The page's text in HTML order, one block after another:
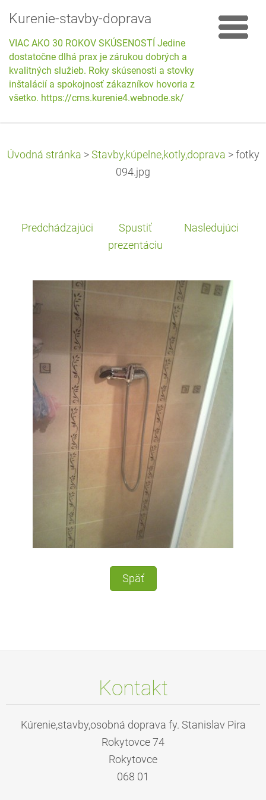
Kurenie-stavby-doprava
VIAC AKO 30 ROKOV SKÚSENOSTÍ Jedine
dostatočne dlhá prax je zárukou dobrých a
kvalitných služieb. Roky skúsenosti a stovky
inštalácií a spokojnosť zákazníkov hovoria za
všetko. https://cms.kurenie4.webnode.sk/
Úvodná stránka > Stavby,kúpelne,kotly,doprava > fotky
094.jpg
Predchádzajúci
Spustiť
prezentáciu
Nasledujúci
Späť
Kontakt
Kúrenie,stavby,osobná doprava fy. Stanislav Pira
Rokytovce 74
Rokytovce
068 01